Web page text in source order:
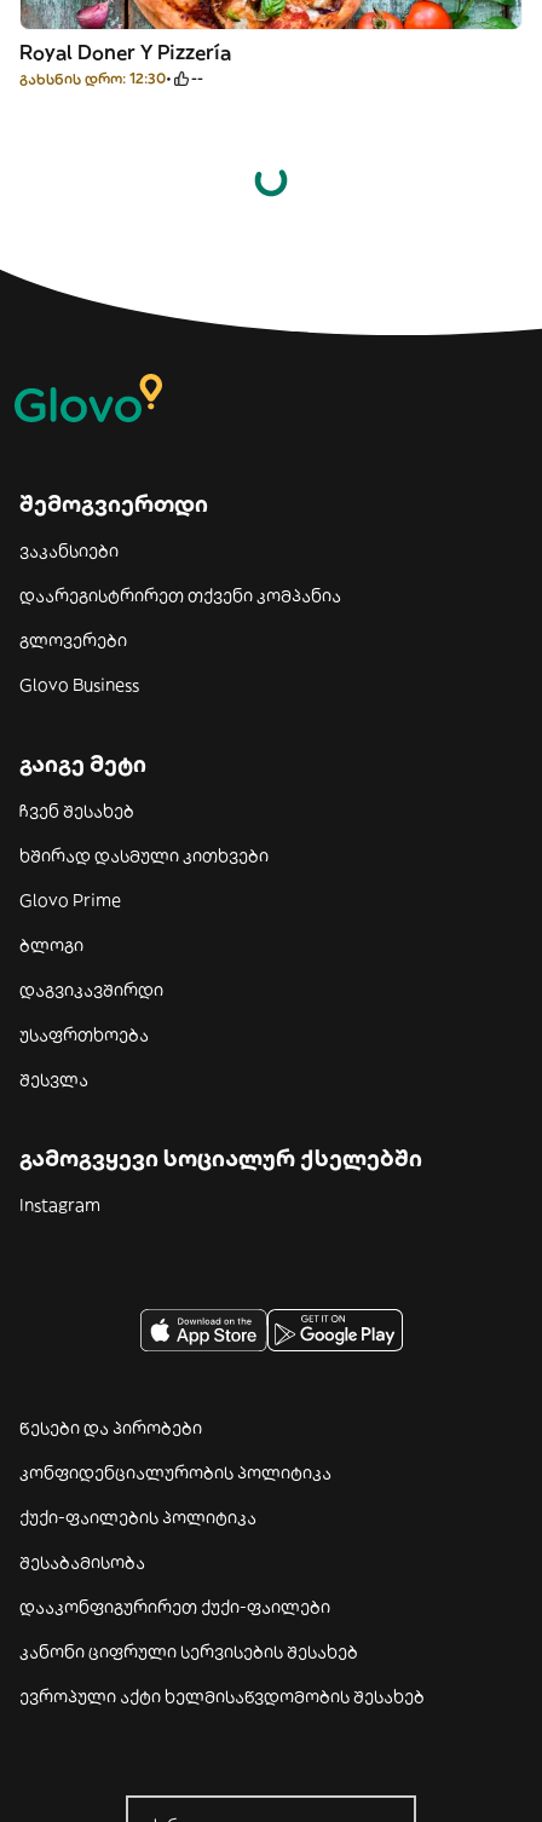
Royal Doner Y Pizzería
გახსნის დრო: 12:30 --
შემოგვიერთდი
ვაკანსიები
დაარეგისტრირეთ თქვენი კომპანია
გლოვერები
Glovo Business
გაიგე მეტი
ჩვენ შესახებ
ხშირად დასმული კითხვები
Glovo Prime
ბლოგი
დაგვიკავშირდი
უსაფრთხოება
შესვლა
გამოგვყევი სოციალურ ქსელებში
Instagram
წესები და პირობები
კონფიდენციალურობის პოლიტიკა
ქუქი-ფაილების პოლიტიკა
შესაბამისობა
დააკონფიგურირეთ ქუქი-ფაილები
კანონი ციფრული სერვისების შესახებ
ევროპული აქტი ხელმისაწვდომობის შესახებ